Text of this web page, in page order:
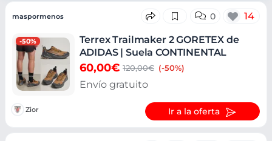
-50%
maspormenos 0 14
Terrex Trailmaker 2 GORETEX de
ADIDAS | Suela CONTINENTAL
60,00€ 120,00€ (-50%)
Envío gratuito
Zior Ir a la oferta